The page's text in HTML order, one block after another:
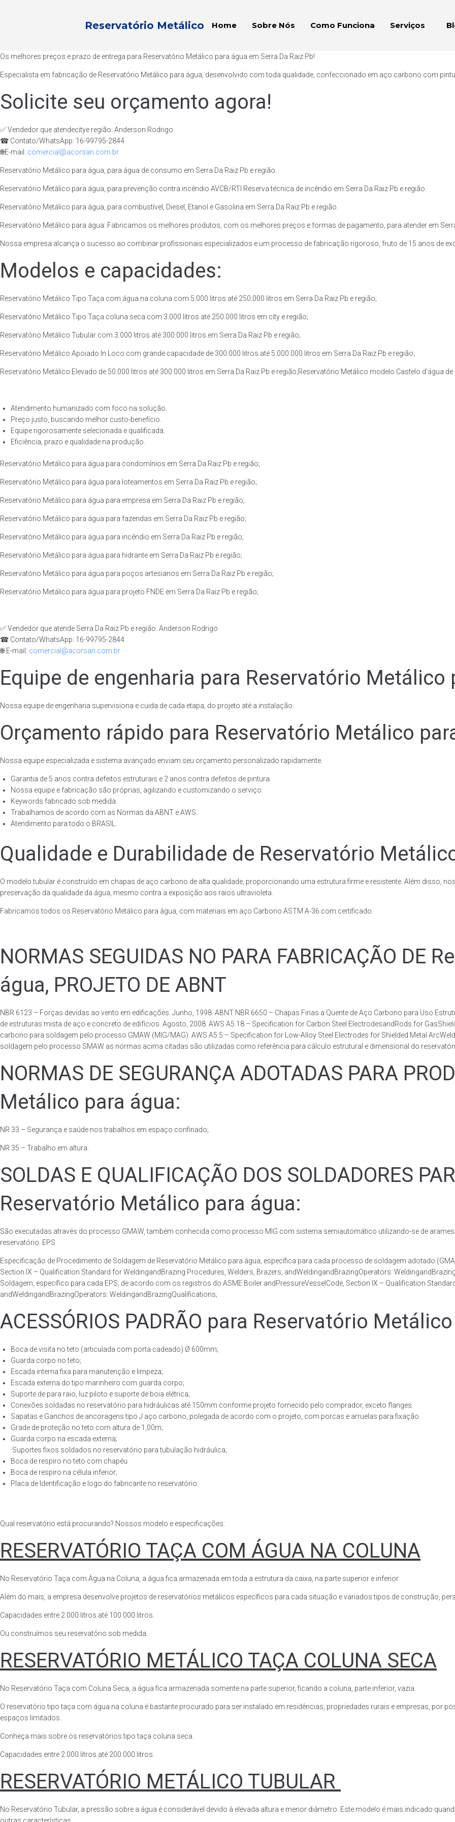
Reservatório Metálico Home Sobre Nós Como Funciona Serviços
Os melhores preços e prazo de entrega para Reservatório Metálico para água em Serra Da Raiz Pb!
Especialista em fabricação de Reservatório Metálico para água, desenvolvido com toda qualidade, confeccionado em aço carbono com
Solicite seu orçamento agora!
✅ Vendedor que atendecitye região: Anderson Rodrigo
☎ Contato/WhatsApp: 16-99795-2844
🌐E-mail: comercial@acorsan.com.br
Reservatório Metálico para água, para água de consumo em Serra Da Raiz Pb e região.
Reservatório Metálico para água, para prevenção contra incêndio AVCB/RTI Reserva técnica de incêndio em Serra Da Raiz Pb e região.
Reservatório Metálico para água, para combustível, Diesel, Etanol e Gasolina em Serra Da Raiz Pb e região.
Reservatório Metálico para água: Fabricamos os melhores produtos, com os melhores preços e formas de pagamento, para atender em
Nossa empresa alcança o sucesso ao combinar profissionais especializados e um processo de fabricação rigoroso, fruto de 15 anos de
Modelos e capacidades:
Reservatório Metálico Tipo Taça com água na coluna com 5.000 litros até 250.000 litros em Serra Da Raiz Pb e região;
Reservatório Metálico Tipo Taça coluna seca com 3.000 litros até 250.000 litros em city e região;
Reservatório Metálico Tubular com 3.000 litros até 300.000 litros em Serra Da Raiz Pb e região;
Reservatório Metálico Apoiado In Loco com grande capacidade de 300.000 litros até 5.000.000 litros em Serra Da Raiz Pb e região;
Reservatório Metálico Elevado de 50.000 litros até 300.000 litros em Serra Da Raiz Pb e região;Reservatório Metálico modelo Castelo d’água
Atendimento humanizado com foco na solução.
Preço justo, buscando melhor custo-benefício.
Equipe rigorosamente selecionada e qualificada.
Eficiência, prazo e qualidade na produção.
Reservatório Metálico para água para condomínios em Serra Da Raiz Pb e região;
Reservatório Metálico para água para loteamentos em Serra Da Raiz Pb e região;
Reservatório Metálico para água para empresa em Serra Da Raiz Pb e região;
Reservatório Metálico para água para fazendas em Serra Da Raiz Pb e região;
Reservatório Metálico para água para incêndio em Serra Da Raiz Pb e região;
Reservatório Metálico para água para hidrante em Serra Da Raiz Pb e região;
Reservatório Metálico para água para poços artesianos em Serra Da Raiz Pb e região;
Reservatório Metálico para água para projeto FNDE em Serra Da Raiz Pb e região;
✅ Vendedor que atende Serra Da Raiz Pb e região: Anderson Rodrigo
☎ Contato/WhatsApp: 16-99795-2844
🌐 E-mail: comercial@acorsan.com.br
Equipe de engenharia para Reservatório Metálico
Nossa equipe de engenharia supervisiona e cuida de cada etapa, do projeto até a instalação.
Orçamento rápido para Reservatório Metálico
Nossa equipe especializada e sistema avançado enviam seu orçamento personalizado rapidamente.
Garantia de 5 anos contra defeitos estruturais e 2 anos contra defeitos de pintura.
Nossa equipe e fabricação são próprias, agilizando e customizando o serviço.
Keywords fabricado sob medida.
Trabalhamos de acordo com as Normas da ABNT e AWS.
Atendimento para todo o BRASIL.
Qualidade e Durabilidade de Reservatório
O modelo tubular é construído em chapas de aço carbono de alta qualidade, proporcionando uma estrutura firme e resistente. Além disso,
preservação da qualidade da água, mesmo contra a exposição aos raios ultravioleta.
Fabricamos todos os Reservatório Metálico para água, com materiais em aço Carbono ASTM A-36 com certificado.
NORMAS SEGUIDAS NO PARA FABRICAÇÃO DE
água, PROJETO DE ABNT
NBR 6123 – Forças devidas ao vento em edificações. Junho, 1998. ABNT NBR 6650 – Chapas Finas a Quente de Aço Carbono para Uso
de estruturas mista de aço e concreto de edifícios. Agosto, 2008. AWS A5.18 – Specification for Carbon Steel ElectrodesandRods for
carbono para soldagem pelo processo GMAW (MIG/MAG). AWS A5.5 – Specification for Low-Alloy Steel Electrodes for Shielded Metal
soldagem pelo processo SMAW as normas acima citadas são utilizadas como referência para cálculo estrutural e dimensional do
NORMAS DE SEGURANÇA ADOTADAS PARA
Metálico para água:
NR 33 – Segurança e saúde nos trabalhos em espaço confinado;
NR 35 – Trabalho em altura.
SOLDAS E QUALIFICAÇÃO DOS SOLDADORES
Reservatório Metálico para água:
São executadas através do processo GMAW, também conhecida como processo MIG com sistema semiautomático utilizando-se de
reservatório. EPS
Especificação de Procedimento de Soldagem de Reservatório Metálico para água, específica para cada processo de soldagem adotado
Section IX – Qualification Standard for WeldingandBrazing Procedures, Welders, Brazers, andWeldingandBrazingOperators:
Soldagem, específico para cada EPS, de acordo com os registros do ASME Boiler andPressureVesselCode, Section IX – Qualification
andWeldingandBrazingOperators: WeldingandBrazingQualifications;
ACESSÓRIOS PADRÃO para Reservatório
Boca de visita no teto (articulada com porta cadeado) Ø 600mm;
Guarda corpo no teto;
Escada interna fixa para manutenção e limpeza;
Escada externa do tipo marinheiro com guarda corpo;
Suporte de para raio, luz piloto e suporte de boia elétrica;
Conexões soldadas no reservatório para hidráulicas até 150mm conforme projeto fornecido pelo comprador, exceto flanges.
Sapatas e Ganchos de ancoragens tipo J aço carbono, polegada de acordo com o projeto, com porcas e arruelas para fixação.
Grade de proteção no teto com altura de 1,00m;
Guarda corpo na escada externa;
·Suportes fixos soldados no reservatório para tubulação hidráulica;
Boca de respiro no teto com chapéu
Boca de respiro na célula inferior;
Placa de Identificação e logo do fabricante no reservatório.
Qual reservatório está procurando? Nossos modelo e especificações:
RESERVATÓRIO TAÇA COM ÁGUA NA COLUNA
No Reservatório Taça com Água na Coluna, a água fica armazenada em toda a estrutura da caixa, na parte superior e inferior.
Além do mais, a empresa desenvolve projetos de reservatórios metálicos específicos para cada situação e variados tipos de construção,
Capacidades entre 2.000 litros até 100.000 litros.
Ou construímos seu reservatório sob medida.
RESERVATÓRIO METÁLICO TAÇA COLUNA SECA
No Reservatório Taça com Coluna Seca, a água fica armazenada somente na parte superior, ficando a coluna, parte inferior, vazia.
O reservatório tipo taça com água na coluna é bastante procurado para ser instalado em residências, propriedades rurais e empresas, por
espaços limitados.
Conheça mais sobre os reservatórios tipo taça coluna seca.
Capacidades entre 2.000 litros até 200.000 litros.
RESERVATÓRIO METÁLICO TUBULAR
No Reservatório Tubular, a pressão sobre a água é considerável devido à elevada altura e menor diâmetro. Este modelo é mais indicado